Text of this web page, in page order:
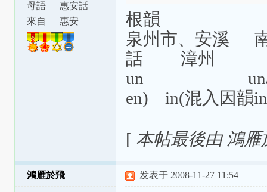
母語
惠安話
來自
惠安
根韻
泉州市、安溪
話 漳州
un un/
en) in(混入因韻
[ 本帖最後由 鴻雁
鴻雁於飛 发表于 2008-11-27 11:54